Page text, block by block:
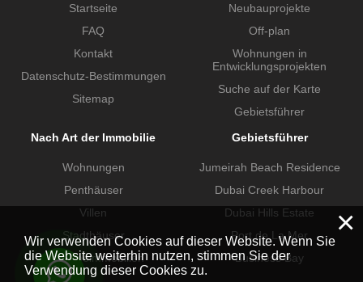
Startseite
FAQ
Kontakt
Datenschutz-Bestimmungen
Sitemap
Neubauprojekte
Off-plan
Wohnungen in
Entwicklungsprojekten
Suche auf der Karte
Gebietsführer
Nach Art der Immobilie
Wohnungen
Penthäuser
Villen
Stadthäuser
Gewerbeimmobilien
Gebietsführer
Jumeirah Beach Residence
Dubai Creek Harbour
Dubai Hills Estate
Port de La Mer
Business Bay
×
Wir verwenden Cookies auf dieser Website. Wenn Sie
die Website weiterhin nutzen, stimmen Sie der
Verwendung dieser Cookies zu.